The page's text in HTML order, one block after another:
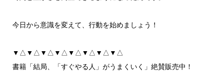
今日から意識を変えて、行動を始めましょう！
▼△▼△▼△▼△▼△▼△▼△▼△
書籍「結局、「すぐやる人」がうまくいく」絶賛販売中！